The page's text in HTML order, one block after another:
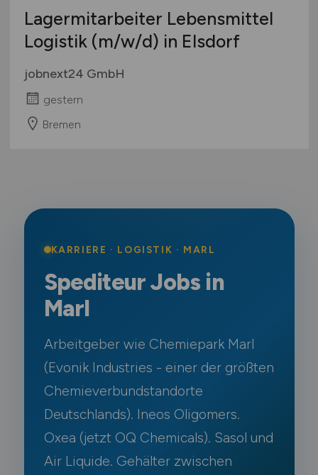
Lagermitarbeiter Lebensmittel
Logistik (m/w/d) in Elsdorf
jobnext24 GmbH
gestern
Bremen
KARRIERE · LOGISTIK · MARL
Spediteur Jobs in
Marl
Arbeitgeber wie Chemiepark Marl
(Evonik Industries - einer der größten
Chemieverbundstandorte
Deutschlands). Ineos Oligomers.
Oxea (jetzt OQ Chemicals). Sasol und
Air Liquide. Gehälter zwischen